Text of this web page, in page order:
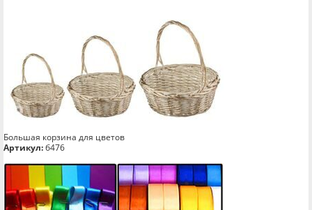
Большая корзина для цветов
Артикул:б476